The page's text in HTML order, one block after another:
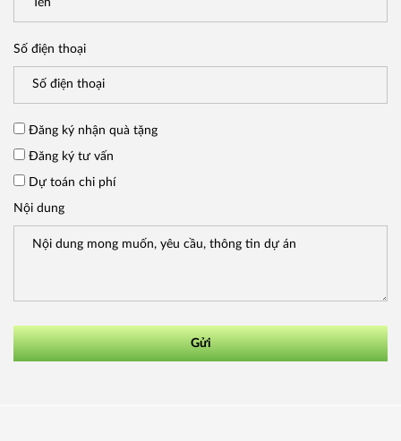
Số điện thoại
Đăng ký nhận quà tặng
Đăng ký tư vấn
Dự toán chi phí
Nội dung
Gửi